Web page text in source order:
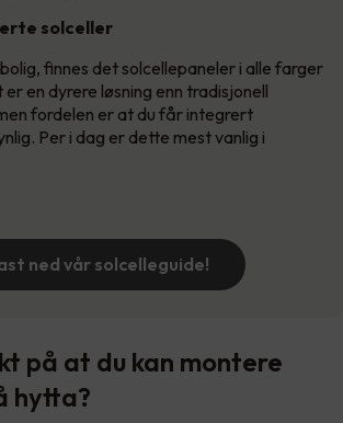
solceller
finnes det solcellepaneler i alle farger
en dyrere løsning enn tradisjonell
fordelen er at du får integrert
Per i dag er dette mest vanlig i
ned vår solcelleguide!
på at du kan montere
hytta?